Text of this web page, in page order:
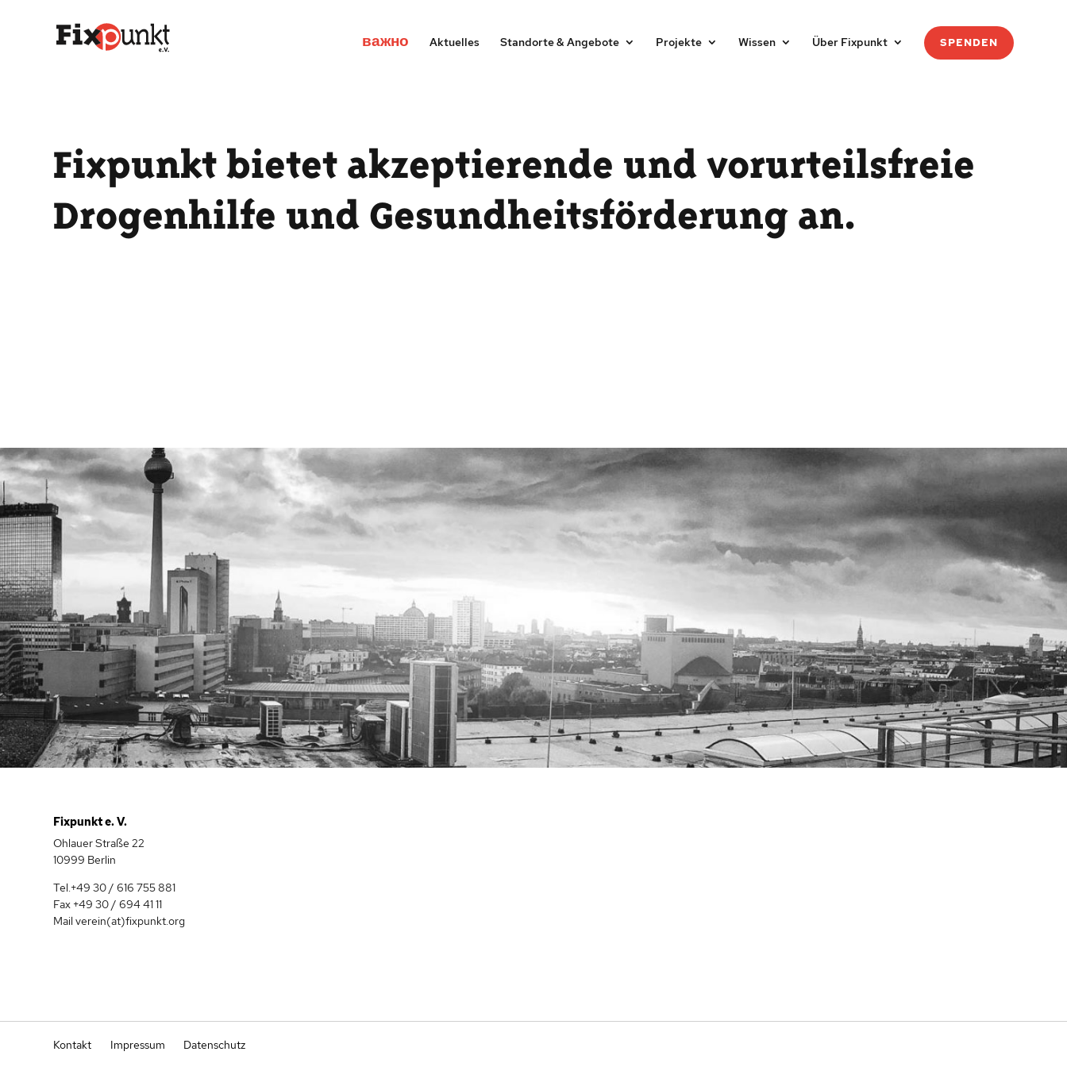
важно Aktuelles Standorte & Angebote Projekte Wissen Über Fixpunkt SPENDEN
Fixpunkt bietet akzeptierende und vorurteilsfreie
Drogenhilfe und Gesundheitsförderung an.
Fixpunkt e. V.
Ohlauer Straße 22
10999 Berlin
Tel.+49 30 / 616 755 881
Fax +49 30 / 694 41 11
Mail verein(at)fixpunkt.org
Kontakt Impressum Datenschutz